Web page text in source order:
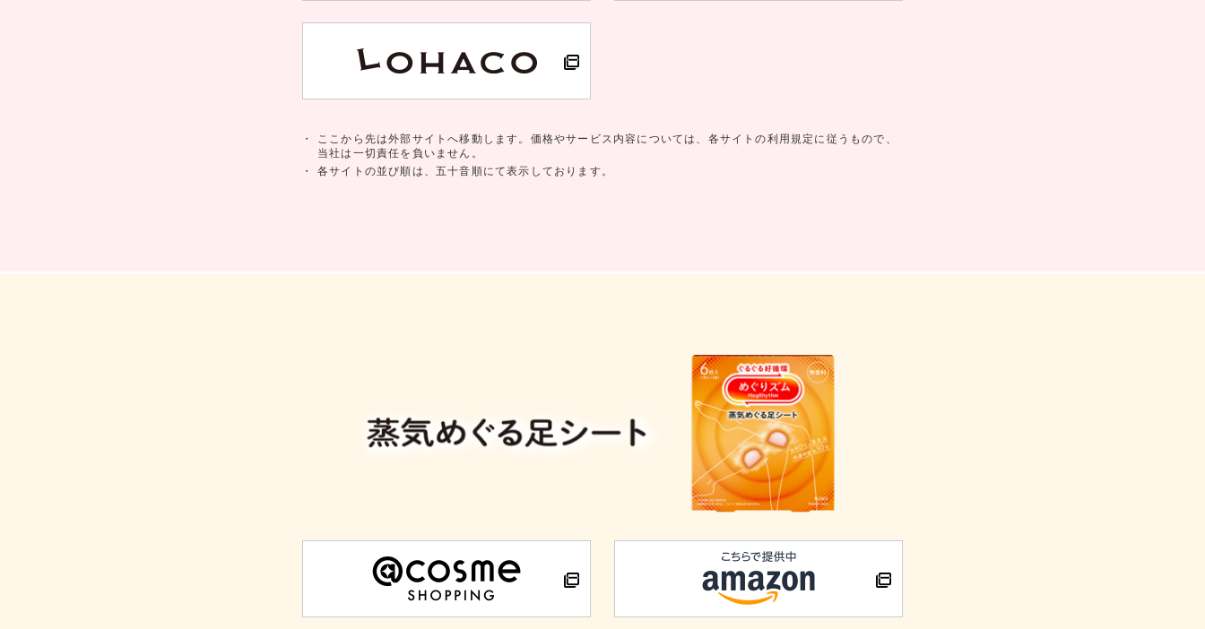
・
ここから先は外部サイトへ移動します。価格やサービス内容については、各サイトの利用規定に従うもので、
当社は一切責任を負いません。
・
各サイトの並び順は、五十音順にて表示しております。